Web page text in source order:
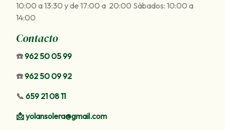
10:00 a 13:30 y de 17:00 a 20:00 Sábados: 10:00 a
14:00
Contacto
☎️962 50 05 99
☎️962 50 09 92
📞 659 21 08 11
📩yolansolera@gmail.com